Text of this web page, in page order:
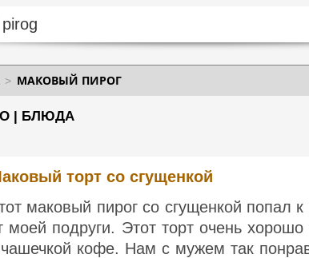
МАКОВЫЙ ПИРОГ
| БЛЮДА
торт со сгущенкой
маковый пирог со сгущенкой попал
моей подруги. Этот торт очень хорошо
кофе. Нам с мужем так